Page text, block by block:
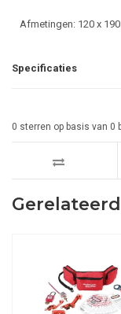
Afmetingen: 120 x
Specificaties
0 sterren op basis van 0